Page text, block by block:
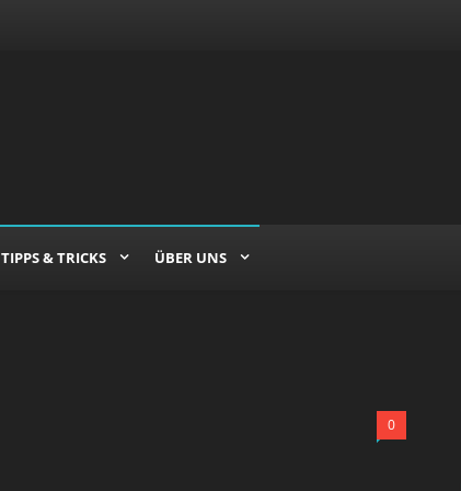
TIPPS & TRICKS ÜBER UNS
0